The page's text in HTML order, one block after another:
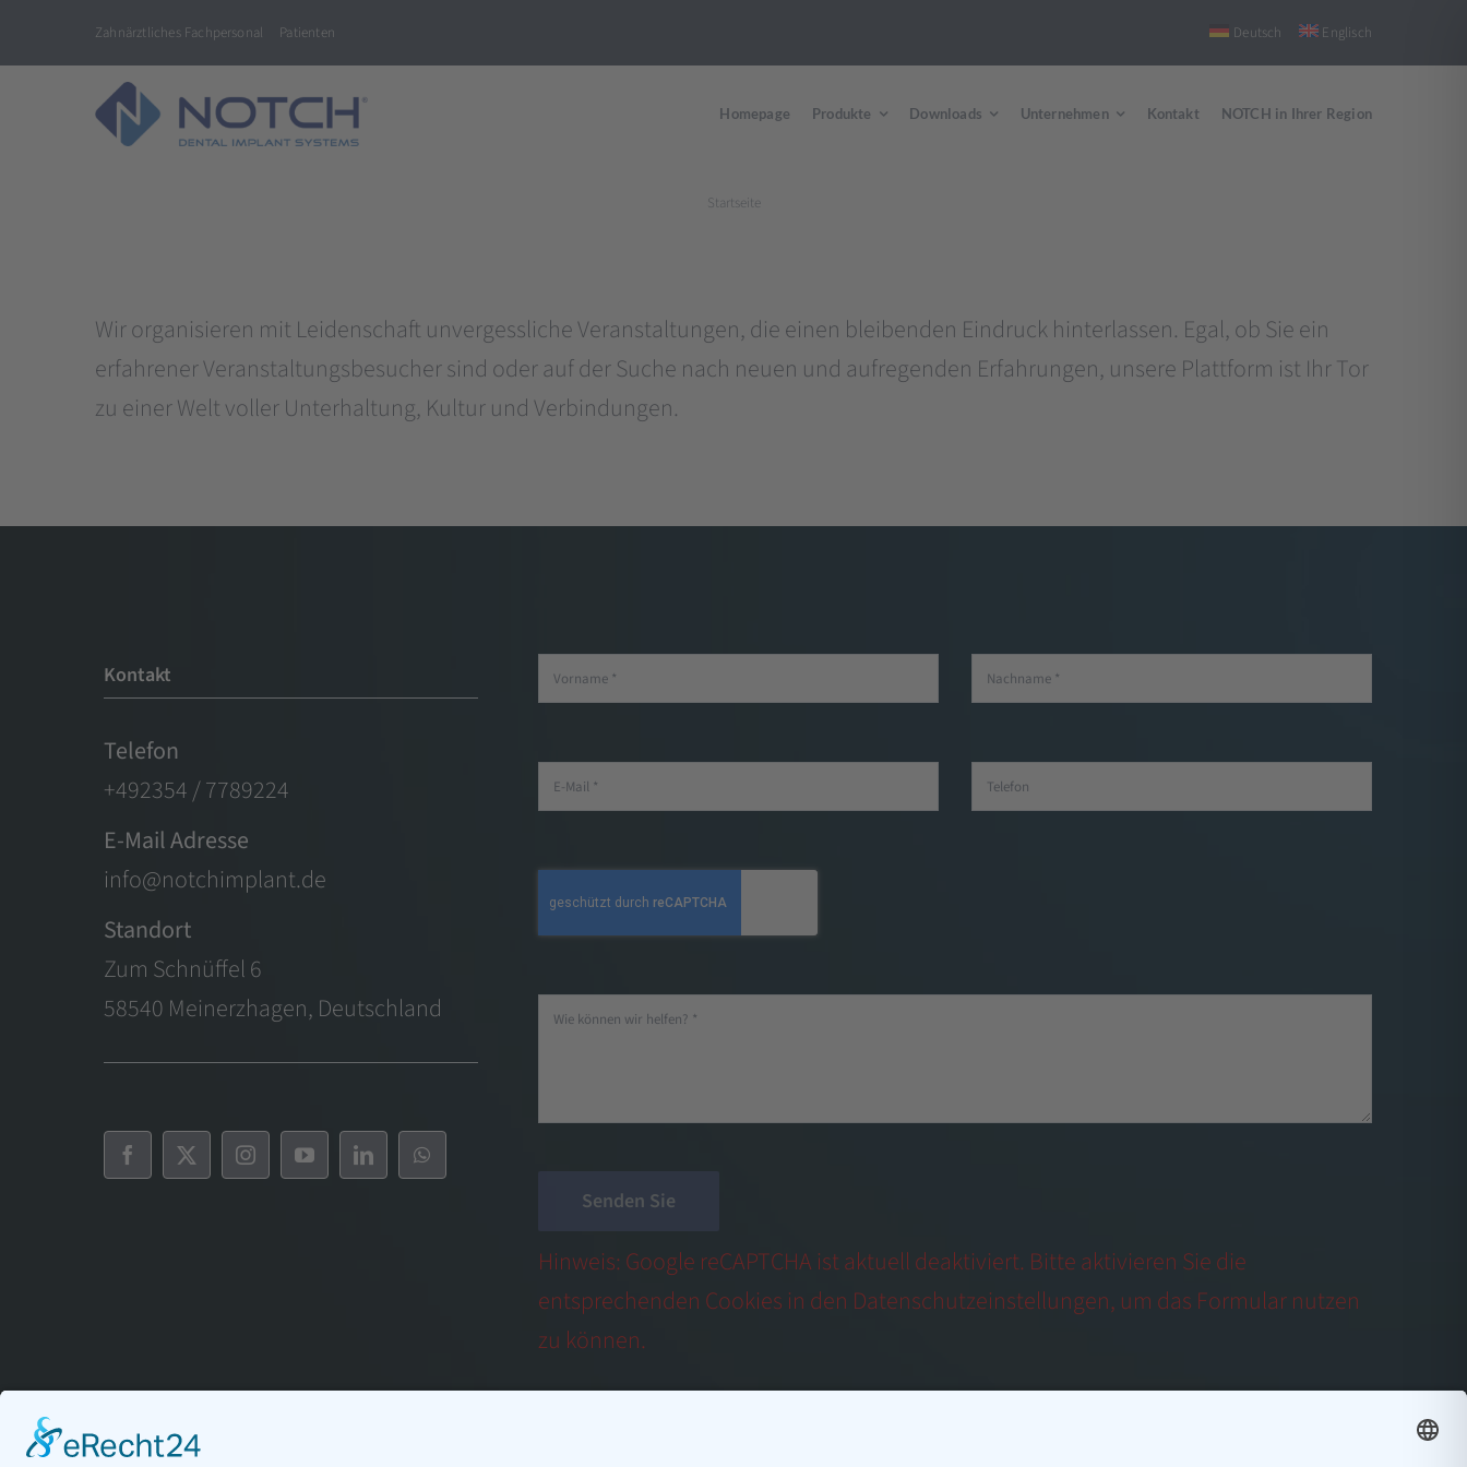
to
Zahnärztliches Fachpersonal Patienten Deutsch Englisch
Homepage Produkte Downloads Unternehmen Kontakt NOTCH in Ihrer Region
Startseite
Wir organisieren mit Leidenschaft unvergessliche Veranstaltungen, die einen bleibenden Eindruck hinterlassen. Egal, ob Sie ein
erfahrener Veranstaltungsbesucher sind oder auf der Suche nach neuen und aufregenden Erfahrungen, unsere Plattform ist Ihr Tor
zu einer Welt voller Unterhaltung, Kultur und Verbindungen.
Kontakt
Telefon
+492354 / 7789224
E-Mail Adresse
info@notchimplant.de
Standort
Zum Schnüffel 6
58540 Meinerzhagen, Deutschland
Senden Sie
Hinweis: Google reCAPTCHA ist aktuell deaktiviert. Bitte aktivieren Sie die
entsprechenden Cookies in den Datenschutzeinstellungen, um das Formular nutzen
zu können.